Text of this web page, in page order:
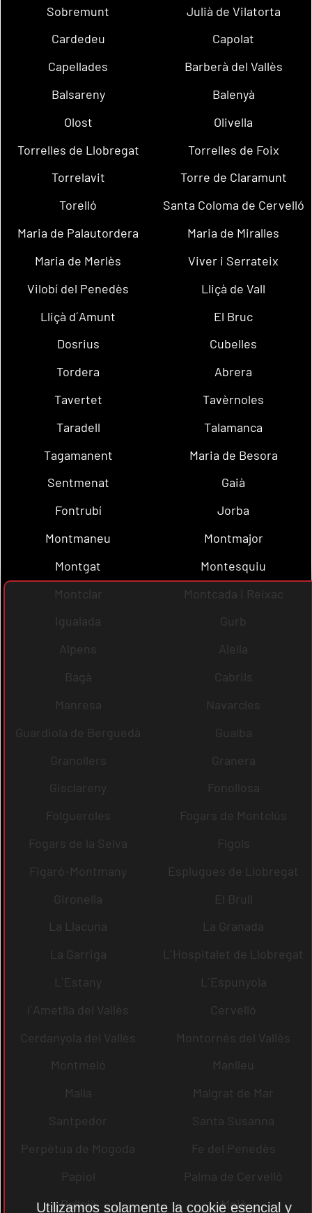
Sobremunt
Julià de Vilatorta
Cardedeu
Capolat
Capellades
Barberà del Vallès
Balsareny
Balenyà
Olost
Olivella
Torrelles de Llobregat
Torrelles de Foix
Torrelavit
Torre de Claramunt
Torelló
Santa Coloma de Cervelló
Maria de Palautordera
Maria de Miralles
Maria de Merlès
Viver i Serrateix
Vilobí del Penedès
Lliçà de Vall
Lliçà d´Amunt
El Bruc
Dosrius
Cubelles
Tordera
Abrera
Tavertet
Tavèrnoles
Taradell
Talamanca
Tagamanent
Maria de Besora
Sentmenat
Gaià
Fontrubí
Jorba
Montmaneu
Montmajor
Montgat
Montesquiu
Montclar
Montcada i Reixac
Igualada
Gurb
Alpens
Alella
Bagà
Cabrils
Manresa
Navarcles
Guardiola de Berguedà
Gualba
Granollers
Granera
Gisclareny
Fonollosa
Folgueroles
Fogars de Montclús
Fogars de la Selva
Fígols
Figaró-Montmany
Esplugues de Llobregat
Gironella
El Brull
La Llacuna
La Granada
La Garriga
L´Hospitalet de Llobregat
L´Estany
L´Espunyola
l´Ametlla del Vallès
Cervelló
Cerdanyola del Vallès
Montornès del Vallès
Montmeló
Manlleu
Malla
Malgrat de Mar
Santpedor
Santa Susanna
Perpètua de Mogoda
Fe del Penedès
Papiol
Palma de Cervelló
Pallejà
Moià
Utilizamos solamente la cookie esencial y